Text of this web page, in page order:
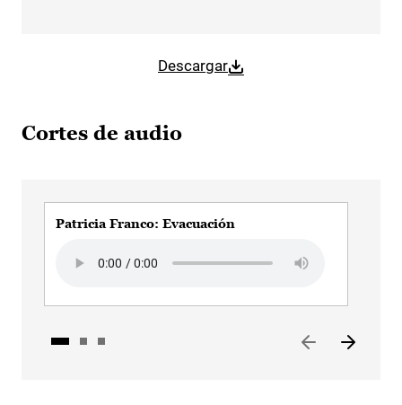
Descargar
Cortes de audio
Patricia Franco: Evacuación